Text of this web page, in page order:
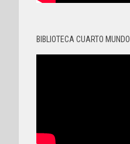
BIBLIOTECA CUARTO MUNDO